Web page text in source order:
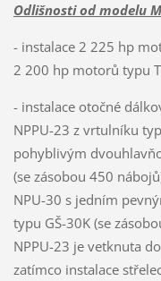
Odlišnosti od modelu
- instalace 2 225 hp
2 200 hp motorů typu
- instalace otočné
NPPU-23 z vrtulníku
pohyblivým
(se zásobou 450
NPU-30 s jedním
typu GŠ-30K (se
NPPU-23 je vetknuta
zatímco instalace